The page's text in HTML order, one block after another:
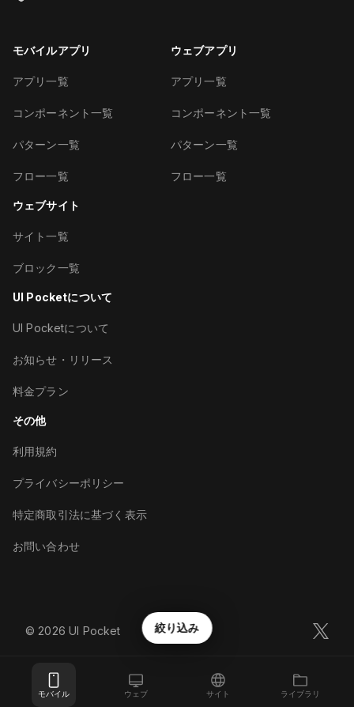
モバイル ウェブ サイト ライブラリ
絞り込み
モバイルアプリ
アプリ一覧
コンポーネント一覧
パターン一覧
フロー一覧
ウェブアプリ
アプリ一覧
コンポーネント一覧
パターン一覧
フロー一覧
ウェブサイト
サイト一覧
ブロック一覧
UI Pocketについて
UI Pocketについて
お知らせ・リリース
料金プラン
その他
利用規約
プライバシーポリシー
特定商取引法に基づく表示
お問い合わせ
©︎ 2026 UI Pocket